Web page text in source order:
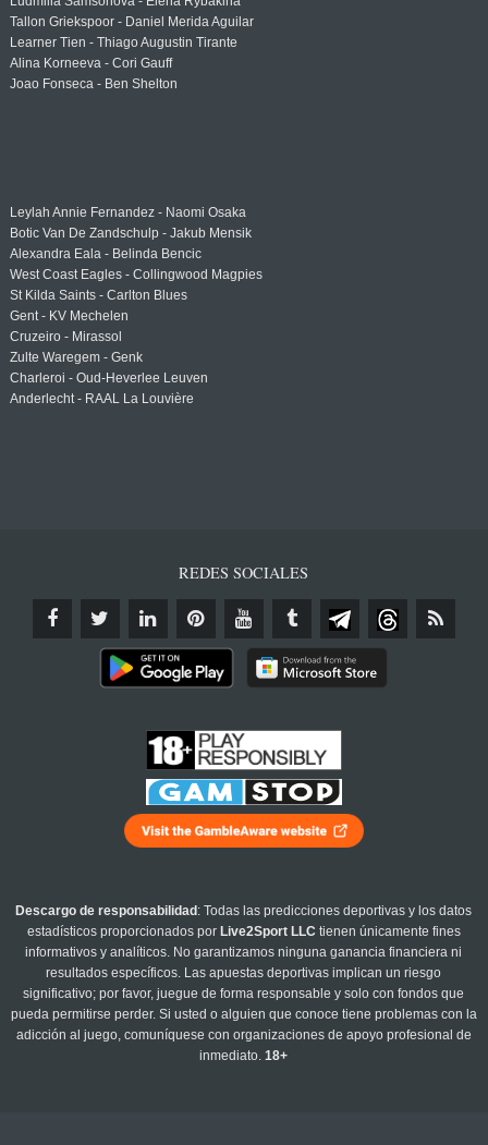
Tallon Griekspoor - Daniel Merida Aguilar
Learner Tien - Thiago Augustin Tirante
Alina Korneeva - Cori Gauff
Joao Fonseca - Ben Shelton
Leylah Annie Fernandez - Naomi Osaka
Botic Van De Zandschulp - Jakub Mensik
Alexandra Eala - Belinda Bencic
West Coast Eagles - Collingwood Magpies
St Kilda Saints - Carlton Blues
Gent - KV Mechelen
Cruzeiro - Mirassol
Zulte Waregem - Genk
Charleroi - Oud-Heverlee Leuven
Anderlecht - RAAL La Louvière
REDES SOCIALES
Descargo de responsabilidad : Todas las predicciones deportivas y los datos
estadísticos proporcionados por Live2Sport LLC tienen únicamente fines
informativos y analíticos. No garantizamos ninguna ganancia financiera ni
resultados específicos. Las apuestas deportivas implican un riesgo
significativo; por favor, juegue de forma responsable y solo con fondos que
pueda permitirse perder. Si usted o alguien que conoce tiene problemas con la
adicción al juego, comuníquese con organizaciones de apoyo profesional de
inmediato.18+